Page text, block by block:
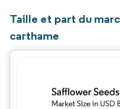
Taille et part du
carthame